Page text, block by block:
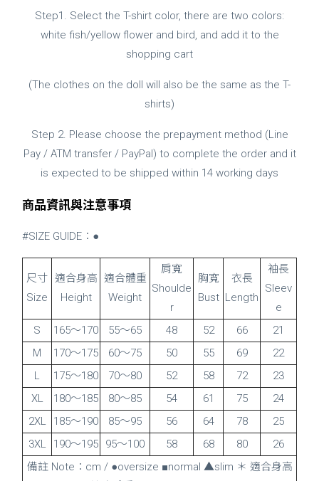
Step1. Select the T-shirt color, there are two colors:
white fish/yellow flower and bird, and add it to the
shopping cart
(The clothes on the doll will also be the same as the T-
shirts)
Step 2. Please choose the prepayment method (Line
Pay / ATM transfer / PayPal) to complete the order and it
is expected to be shipped within 14 working days
商品資訊與注意事項
#SIZE GUIDE：●
尺寸
Size
適合身高
Height
適合體重
Weight
肩寬
Shoulde
r
胸寬
Bust
衣長
Length
袖長
Sleev
e
S
165～170 55～65 48 52 66
21
M
170～175 60～75 50 55 69
22
L
175～180 70～80 52 58 72
23
XL
180～185 80～85 54 61 75
24
2XL
185～190 85～95 56 64 78
25
3XL
190～195 95～100 58 68 80
26
備註 Note：cm / ●oversize ■normal ▲slim ＊ 適合身高